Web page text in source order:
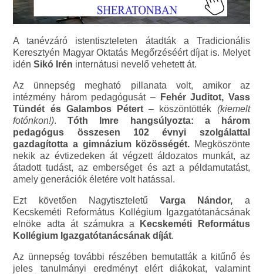
A tanévzáró istentiszteleten átadták a Tradicionális
Keresztyén Magyar Oktatás Megőrzéséért díjat is. Melyet
idénSikó Irén internátusi nevelő vehetett át.
Az ünnepség megható pillanata volt, amikor az
intézmény három pedagógusát –
Fehér Juditot, Vass
Tündét és Galambos Pétert – köszöntötték (kiemelt
fotónkon!).Tóth Imre hangsúlyozta: a három
pedagógus összesen 102 évnyi szolgálattal
gazdagította a gimnázium közösségét. Megköszönte
nekik az évtizedeken át végzett áldozatos munkát, az
átadott tudást, az emberséget és azt a példamutatást,
amely generációk életére volt hatással.
Ezt követően NagytiszteletűVarga Nándor, a
Kecskeméti Református Kollégium Igazgatótanácsának
elnöke adta át számukra a
Kecskeméti Református
Kollégium Igazgatótanácsának díját.
Az ünnepség további részében bemutatták a kitűnő és
jeles tanulmányi eredményt elért diákokat, valamint